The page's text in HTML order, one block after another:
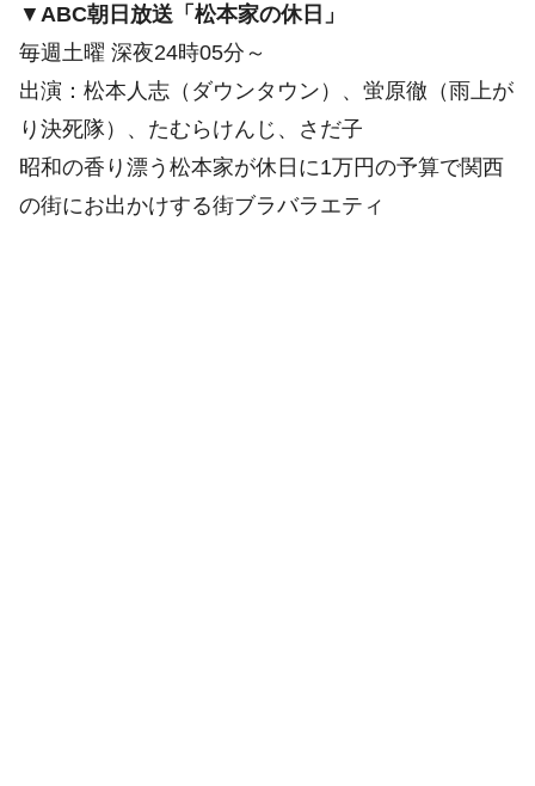
▼ ABC朝日放送「松本家の休日」
毎週土曜 深夜24時05分～
出演：松本人志（ダウンタウン）、蛍原徹（雨上が
り決死隊）、たむらけんじ、さだ子
昭和の香り漂う松本家が休日に1万円の予算で関西
の街にお出かけする街ブラバラエティ